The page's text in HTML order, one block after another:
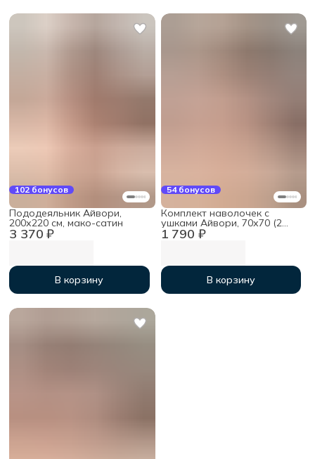
102 бонусов
3 370 ₽
Пододеяльник Айвори,
200х220 см, мако-сатин
В корзину
54 бонусов
1 790 ₽
Комплект наволочек с
ушками Айвори, 70х70 (2
шт), мако-сатин
В корзину